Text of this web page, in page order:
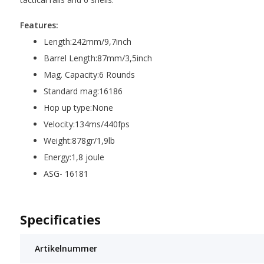
Features:
Length:242mm/9,7inch
Barrel Length:87mm/3,5inch
Mag. Capacity:6 Rounds
Standard mag:16186
Hop up type:None
Velocity:134ms/440fps
Weight:878gr/1,9lb
Energy:1,8 joule
ASG- 16181
Specificaties
Artikelnummer